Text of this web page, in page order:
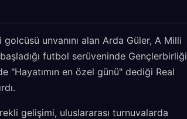
unvanını alan Arda Güler, A Milli
futbol serüveninde Gençlerbirliği
"Hayatımın en özel günü" dediği Real
gelişimi, uluslararası turnuvalarda